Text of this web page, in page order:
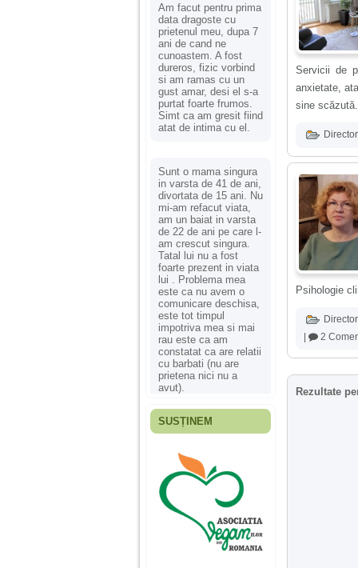
Am facut pentru prima
data dragoste cu
prietenul meu, dupa 7
ani de cand ne
cunoastem. A fost
dureros, fizic vorbind
si am ramas cu un
gust amar, desi el s-a
purtat foarte frumos.
Simt ca am gresit fiind
atat de intima cu el.
Sunt o mama singura
in varsta de 41 de ani,
divortata de 15 ani. Nu
mi-am refacut viata,
am un baiat in varsta
de 22 de ani pe care l-
am crescut singura.
Tatal lui nu a fost
foarte prezent in viata
lui . Problema mea
este ca nu avem o
comunicare deschisa,
este tot timpul
impotriva mea si mai
rau este ca am
constatat ca are relatii
cu barbati (nu are
prietena nici nu a
avut).
Fiica mea s-a nascut
ani, privind in urma
realizez cat de multe
greseli am facut in
educatia si cresterea
ei, am fost o mama
egoista, preocupata
de implinirea
profesionala, cand ea
era mica am neglijat-
SUSȚINEM
Servicii de
anxietate,
sine scăzută.
Psihologie
2
Rezultate